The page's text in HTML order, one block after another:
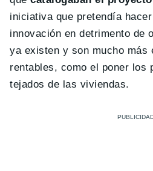
iniciativa que pretendía
innovación en detrimento de
ya existen y son mucho más
rentables, como el poner los
tejados de las viviendas.